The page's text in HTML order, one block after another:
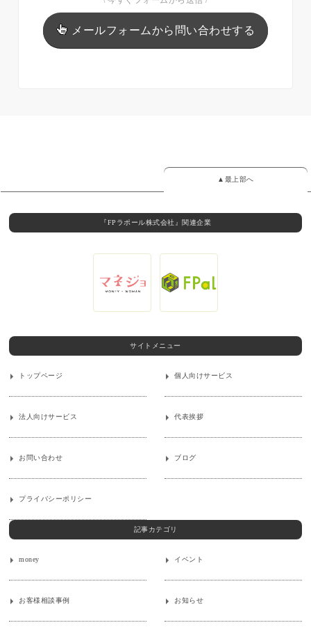
メールフォームから問い合わせする
▲最上部へ
『FPラポール株式会社』関連企業
サイトメニュー
トップページ 個人向けサービス
法人向けサービス 代表挨拶
お問い合わせ ブログ
プライバシーポリシー
記事カテゴリ
money イベント
お客様相談事例 お知らせ